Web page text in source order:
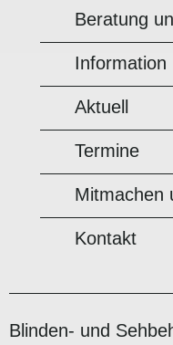
Beratung
Information
Aktuell
Termine
Mitmachen
Kontakt
Blinden- und